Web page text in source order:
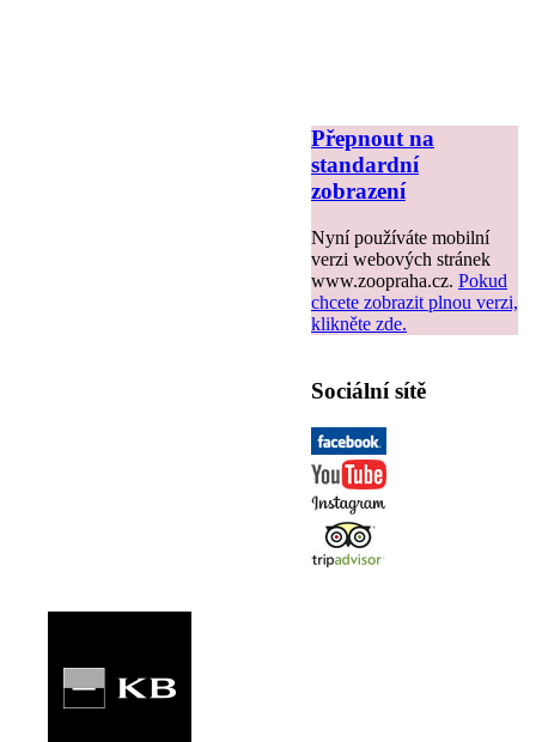
Přepnout na
standardní
zobrazení
Nyní používáte mobilní
verzi webových stránek
www.zoopraha.cz. Pokud
chcete zobrazit plnou verzi,
klikněte zde.
Sociální sítě